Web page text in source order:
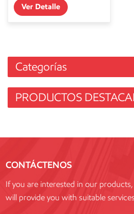
Ver Detalle
Categorías
PRODUCTOS
CONTÁCTENOS
If you are interested in our
will provide you with suitable services